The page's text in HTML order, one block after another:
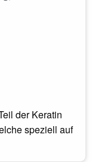
der Keratin
speziell auf